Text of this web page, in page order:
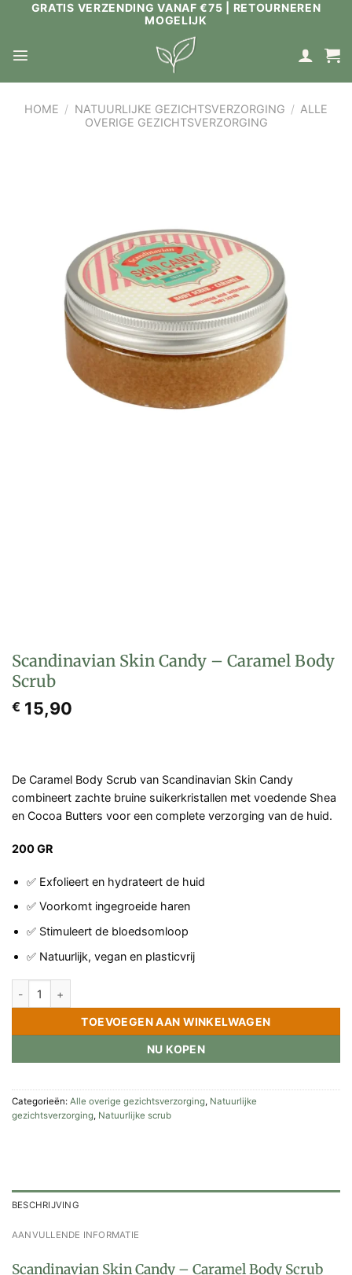
GRATIS VERZENDING VANAF €75 | RETOURNEREN
MOGELIJK
HOME / NATUURLIJKE GEZICHTSVERZORGING / ALLE
OVERIGE GEZICHTSVERZORGING
Scandinavian Skin Candy – Caramel Body
Scrub
€ 15,90
De Caramel Body Scrub van Scandinavian Skin Candy
combineert zachte bruine suikerkristallen met voedende Shea
en Cocoa Butters voor een complete verzorging van de huid.
200 GR
✅ Exfolieert en hydrateert de huid
✅ Voorkomt ingegroeide haren
✅ Stimuleert de bloedsomloop
✅ Natuurlijk, vegan en plasticvrij
Scandinavian Skin Candy – Caramel Body Scrub aantal
TOEVOEGEN AAN WINKELWAGEN
NU KOPEN
Categorieën: Alle overige gezichtsverzorging, Natuurlijke
gezichtsverzorging, Natuurlijke scrub
BESCHRIJVING
AANVULLENDE INFORMATIE
Scandinavian Skin Candy – Caramel Body Scrub